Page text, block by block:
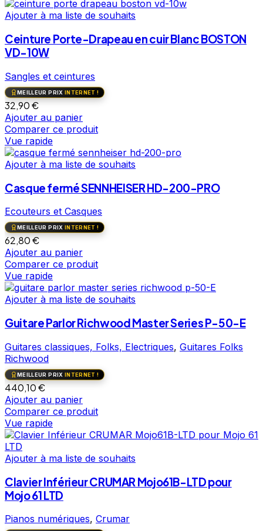
Ajouter à ma liste de souhaits
Ceinture Porte-Drapeau en cuir Blanc BOSTON
VD-10W
Sangles et ceintures
MEILLEUR PRIX INTERNET !
32,90€
Ajouter au panier
Comparer ce produit
Vue rapide
Ajouter à ma liste de souhaits
Casque fermé SENNHEISER HD-200-PRO
Ecouteurs et Casques
MEILLEUR PRIX INTERNET !
62,80€
Ajouter au panier
Comparer ce produit
Vue rapide
Ajouter à ma liste de souhaits
Guitare Parlor Richwood Master Series P-50-E
Guitares classiques, Folks, Electriques, Guitares Folks
Richwood
MEILLEUR PRIX INTERNET !
440,10€
Ajouter au panier
Comparer ce produit
Vue rapide
Ajouter à ma liste de souhaits
Clavier Inférieur CRUMAR Mojo61B-LTD pour
Mojo 61 LTD
Pianos numériques, Crumar